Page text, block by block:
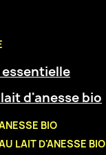
d'anesse bio
BIO
LAIT D'ANESSE BIO